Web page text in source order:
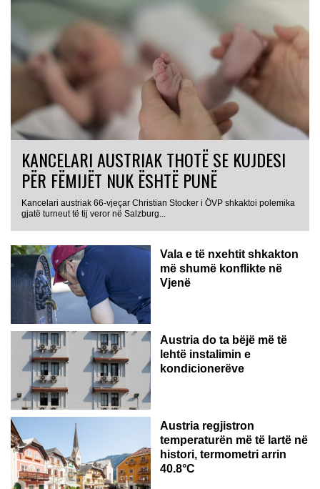
KANCELARI AUSTRIAK THOTË SE KUJDESI
PËR FËMIJËT NUK ËSHTË PUNË
Kancelari austriak 66-vjeçar Christian Stocker i ÖVP shkaktoi polemika
gjatë turneut të tij veror në Salzburg...
Vala e të nxehtit shkakton
më shumë konflikte në
Vjenë
Austria do ta bëjë më të
lehtë instalimin e
kondicionerëve
Austria regjistron
temperaturën më të lartë në
histori, termometri arrin
40.8°C
AUSTRI